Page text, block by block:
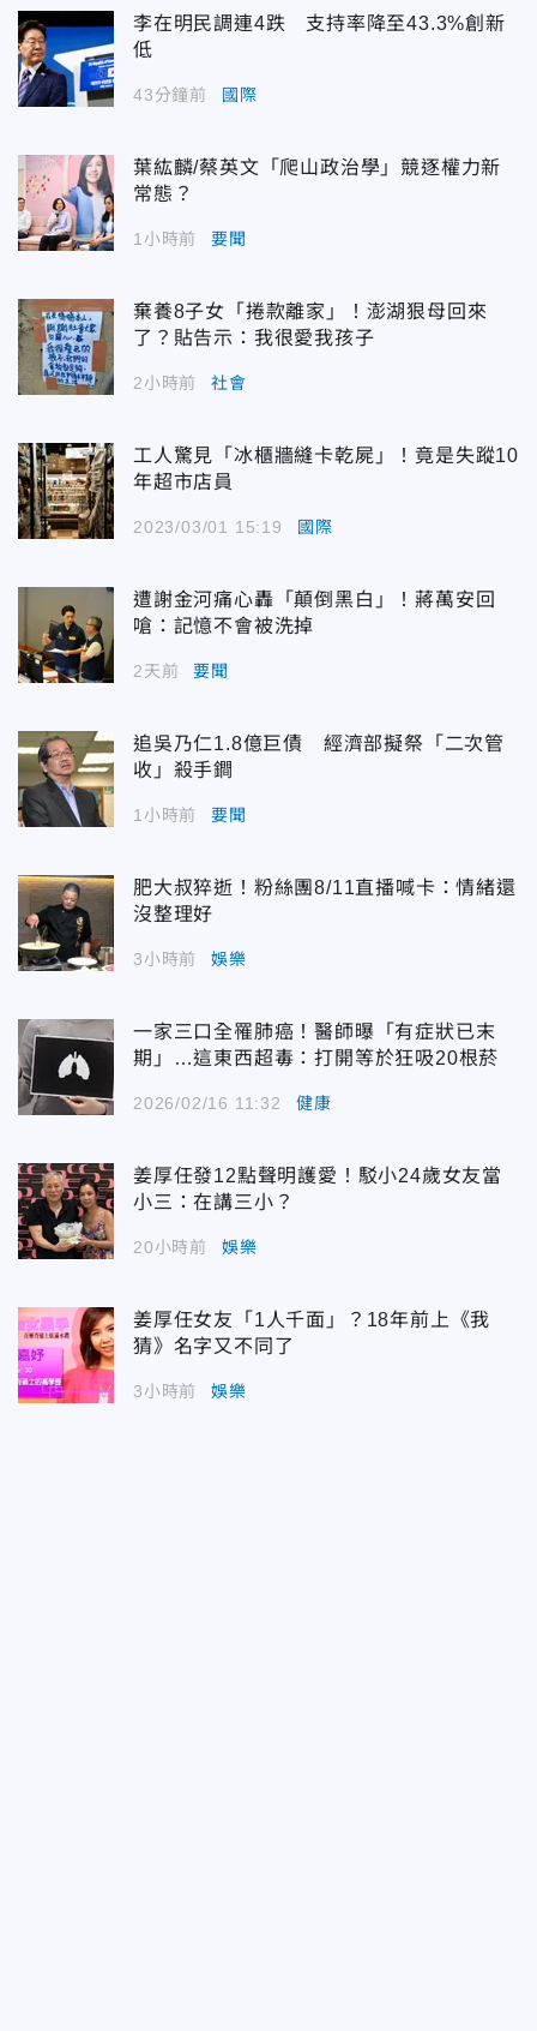
李在明民調連4跌 支持率降至43.3%創新
低
43分鐘前 國際
葉紘麟/蔡英文「爬山政治學」競逐權力新
常態？
1小時前 要聞
棄養8子女「捲款離家」！澎湖狠母回來
了？貼告示：我很愛我孩子
2小時前 社會
工人驚見「冰櫃牆縫卡乾屍」！竟是失蹤10
年超市店員
2023/03/01 15:19 國際
遭謝金河痛心轟「顛倒黑白」！蔣萬安回
嗆：記憶不會被洗掉
2天前 要聞
追吳乃仁1.8億巨債 經濟部擬祭「二次管
收」殺手鐧
1小時前 要聞
肥大叔猝逝！粉絲團8/11直播喊卡：情緒還
沒整理好
3小時前 娛樂
一家三口全罹肺癌！醫師曝「有症狀已末
期」…這東西超毒：打開等於狂吸20根菸
2026/02/16 11:32 健康
姜厚任發12點聲明護愛！駁小24歲女友當
小三：在講三小？
20小時前 娛樂
姜厚任女友「1人千面」？18年前上《我
猜》名字又不同了
3小時前 娛樂